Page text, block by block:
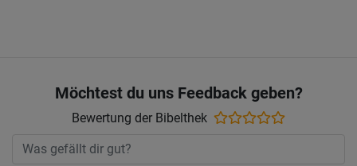
Möchtest du uns Feedback geben?
Bewertung der Bibelthek